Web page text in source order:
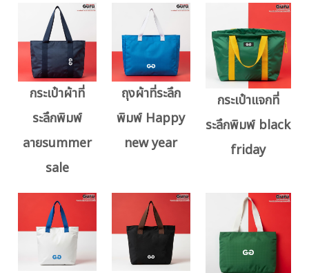
กระเป๋าผ้าที่
ระลึกพิมพ์
ลายsummer
sale
ถุงผ้าที่ระลึก
พิมพ์ Happy
new year
กระเป๋าแจกที่
ระลึกพิมพ์ black
friday